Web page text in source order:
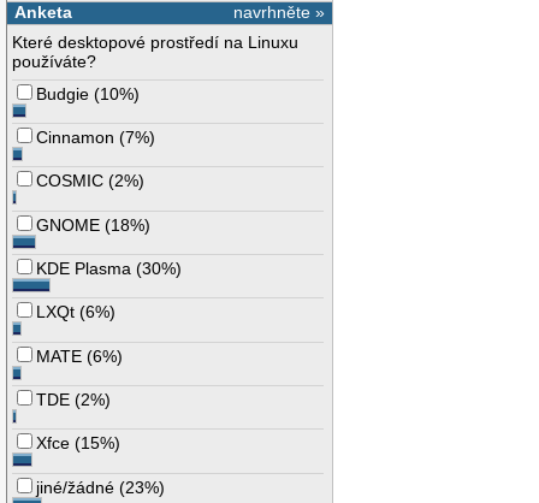
navrhněte »
Anketa
Které desktopové prostředí na Linuxu
používáte?
Budgie (10%)
Cinnamon (7%)
COSMIC (2%)
GNOME (18%)
KDE Plasma (30%)
LXQt (6%)
MATE (6%)
TDE (2%)
Xfce (15%)
jiné/žádné (23%)